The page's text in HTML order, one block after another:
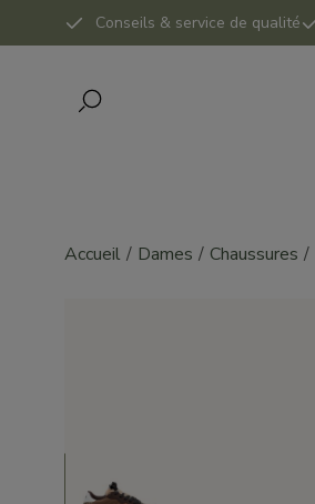
Conseils & service de qualité
Accueil Dames Chaussures